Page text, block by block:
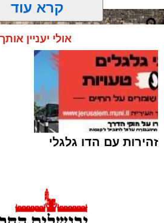
קרא עוד
אולי יעניין
זהירות עם הדו גלגלי